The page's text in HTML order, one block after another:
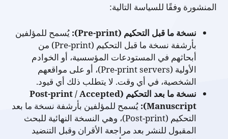
المنشورة وفقًا للسياسة التالية:
نسخة ما قبل التحكيم (Pre-print):
يُسمح للمؤلفين
بأرشفة نسخة ما قبل التحكيم (Pre-print) من
أبحاثهم في المستودعات المؤسسية، أو الخوادم
الأولية (Pre-print servers)، أو على مواقعهم
الشخصية، في أي وقت. لا يتطلب ذلك أي قيود.
نسخة ما بعد التحكيم (Post-print / Accepted
Manuscript):
يُسمح للمؤلفين بأرشفة نسخة ما بعد
التحكيم (Post-print)، وهي النسخة النهائية للبحث
المقبول للنشر بعد مراجعة الأقران وقبل التنضيد